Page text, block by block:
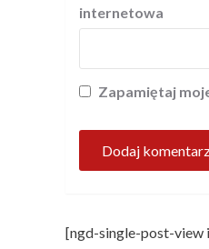
internetowa
Zapamiętaj
[ngd-single-post-view